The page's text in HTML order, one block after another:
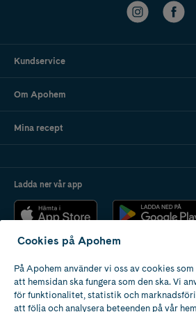
Kundservice
Om Apohem
Mina recept
Ladda ner vår app
Apotek med tillstånd
av Läkemedelsverket
Cookies på Apohem
På Apohem använder vi oss av cookies
att hemsidan ska fungera som den ska. Vi
för funktionalitet, statistik och
att följa och analysera beteenden på vår